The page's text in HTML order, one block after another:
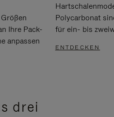
Ihre Pack-
anpassen
Polycarbonat
für ein- bis
ENTDECKEN
drei